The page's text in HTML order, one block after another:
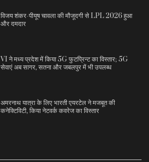
विजय शंकर-पीयूष चावला की मौजूदगी से LPL 2026 हुआ
और दमदार
VI ने मध्य प्रदेश में किया 5G फुटप्रिन्ट का विस्तार; 5G
सेवाएं अब सागर, सतना और जबलपुर में भी उपलब्ध
अमरनाथ यात्रा के लिए भारती एयरटेल ने मजबूत की
कनेक्टिविटी, किया नेटवर्क कवरेज का विस्तार